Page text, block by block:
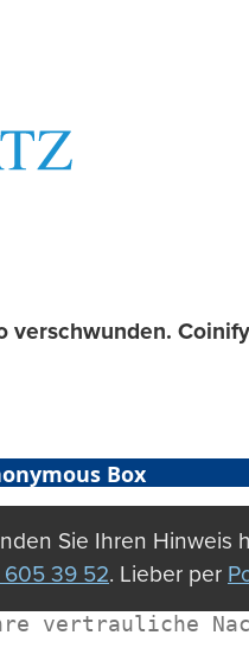
Box
Sie Ihren Hinweis
605 39 52. Lieber per